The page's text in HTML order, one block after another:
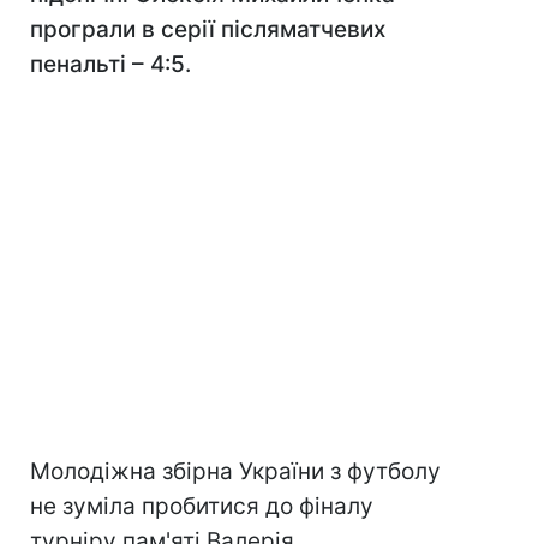
програли в серії післяматчевих
пенальті – 4:5.
Молодіжна збірна України з футболу
не зуміла пробитися до фіналу